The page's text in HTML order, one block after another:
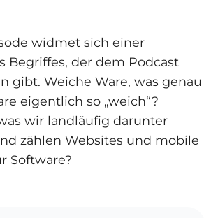
widmet sich einer
Begriffes, der dem Podcast
gibt. Weiche Ware, was genau
eigentlich so „weich“?
wir landläufig darunter
zählen Websites und mobile
Software?